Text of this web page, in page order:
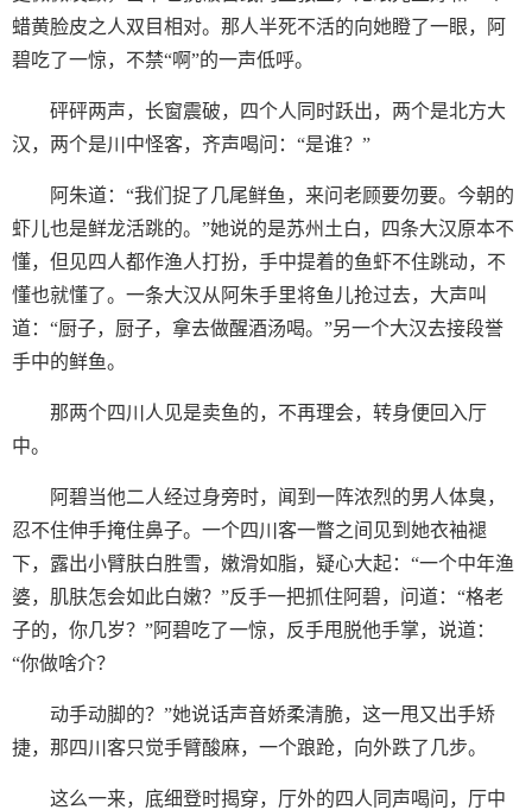
蜡黄脸皮之人双目相对。那人半死不活的向她瞪了一眼，阿
碧吃了一惊，不禁“啊”的一声低呼。
砰砰两声，长窗震破，四个人同时跃出，两个是北方大
汉，两个是川中怪客，齐声喝问：“是谁？”
阿朱道：“我们捉了几尾鲜鱼，来问老顾要勿要。今朝的
虾儿也是鲜龙活跳的。”她说的是苏州土白，四条大汉原本不
懂，但见四人都作渔人打扮，手中提着的鱼虾不住跳动，不
懂也就懂了。一条大汉从阿朱手里将鱼儿抢过去，大声叫
道：“厨子，厨子，拿去做醒酒汤喝。”另一个大汉去接段誉
手中的鲜鱼。
那两个四川人见是卖鱼的，不再理会，转身便回入厅
中。
阿碧当他二人经过身旁时，闻到一阵浓烈的男人体臭，
忍不住伸手掩住鼻子。一个四川客一瞥之间见到她衣袖褪
下，露出小臂肤白胜雪，嫩滑如脂，疑心大起：“一个中年渔
婆，肌肤怎会如此白嫩？”反手一把抓住阿碧，问道：“格老
子的，你几岁？”阿碧吃了一惊，反手甩脱他手掌，说道：
“你做啥介？
动手动脚的？”她说话声音娇柔清脆，这一甩又出手矫
捷，那四川客只觉手臂酸麻，一个踉跄，向外跌了几步。
这么一来，底细登时揭穿，厅外的四人同声喝问，厅中